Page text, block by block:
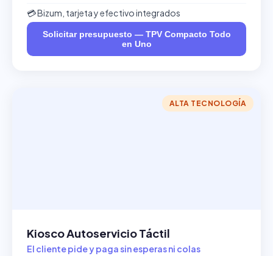
💳 Bizum, tarjeta y efectivo integrados
Solicitar presupuesto — TPV Compacto Todo
en Uno
ALTA TECNOLOGÍA
Kiosco Autoservicio Táctil
El cliente pide y paga sin esperas ni colas